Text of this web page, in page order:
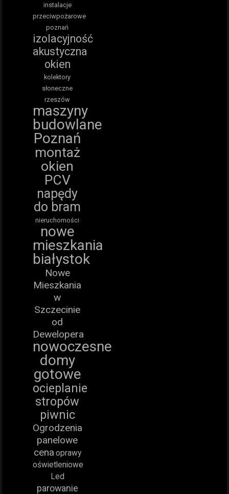
instalacje
przeciwpożarowe
poznań
izolacyjność
akustyczna
okien
kolektory
słoneczne
rzeszów
maszyny
budowlane
Poznań
montaż
okien
PCV
napędy
do bram
nieruchomości
nowe
mieszkania
białystok
Nowe
Mieszkania
w
Szczecinie
od
Dewelopera
nowoczesne
domy
gotowe
ocieplanie
stropów
piwnic
Ogrodzenia
panelowe
cena oprawy
oświetleniowe
Led
parowanie